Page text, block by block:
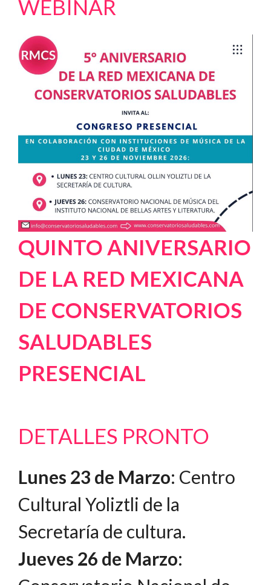
WEBINAR
QUINTO ANIVERSARIO
DE LA RED MEXICANA
DE CONSERVATORIOS
SALUDABLES
PRESENCIAL
DETALLES PRONTO
Lunes 23 de Marzo: Centro
Cultural Yoliztli de la
Secretaría de cultura.
Jueves 26 de Marzo: